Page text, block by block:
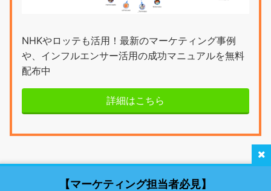
NHKやロッテも活用！最新のマーケティング事例
や、インフルエンサー活用の成功マニュアルを無料
配布中
詳細はこちら
【マーケティング担当者必見】